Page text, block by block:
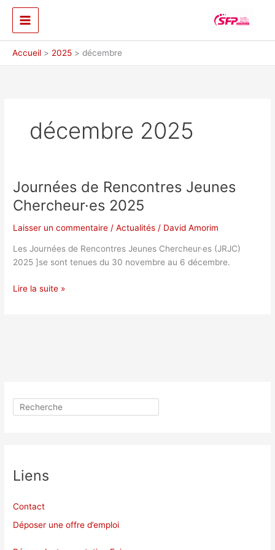
Aller
contenu
Accueil
2025 décembre
décembre 2025
Journées de Rencontres Jeunes
Chercheur·es 2025
Laisser un commentaire /Actualités / David Amorim
Les Journées de Rencontres Jeunes Chercheur·es (JRJC)
2025 ]se sont tenues du 30 novembre au 6 décembre.
Journées
Lire la suite »
Rechercher
Liens
Contact
Déposer une offre d’emploi